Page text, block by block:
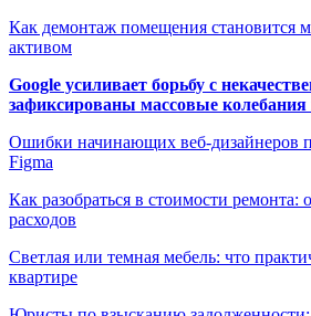
Как демонтаж помещения становится
активом
Google усиливает борьбу с
зафиксированы массовые колебания
Ошибки начинающих веб-дизайнеров
Figma
Как разобраться в стоимости ремонта:
расходов
Светлая или темная мебель: что
квартире